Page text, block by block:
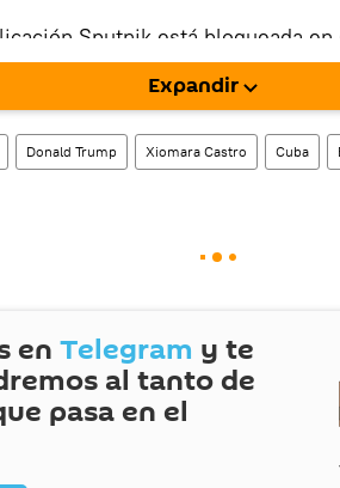
Sputnik está bloqueada
puedes descargarla e instalarla
Expandir
Donald Trump Xiomara Castro Cuba
enTelegram y te
al tanto de
pasa en el